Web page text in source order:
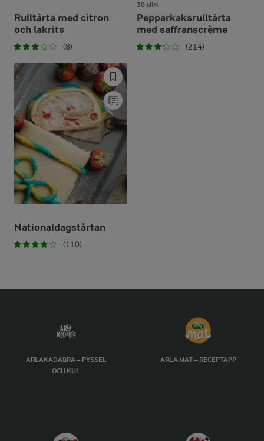
Rulltårta med citron
och lakrits
(8)
30 MIN
Pepparkaksrulltårta
med saffranscrème
(214)
Nationaldagstårtan
(110)
ARLAKADABRA – PYSSEL
OCH KUL
ARLA MAT – RECEPTAPP